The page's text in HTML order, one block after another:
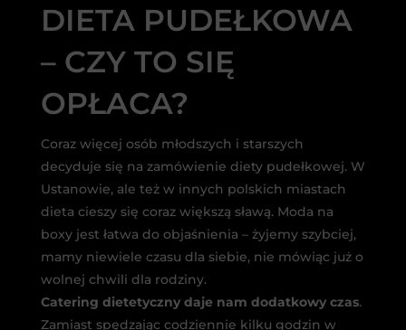
DIETA PUDEŁKOWA
– CZY TO SIĘ
OPŁACA?
Coraz więcej osób młodszych i starszych
decyduje się na zamówienie diety pudełkowej. W
Ustanowie, ale też w innych polskich miastach
dieta cieszy się coraz większą sławą. Moda na
boxy jest łatwa do objaśnienia – żyjemy szybciej,
mamy niewiele czasu dla siebie, nie mówiąc już o
wolnej chwili dla rodziny.
Catering dietetyczny daje nam dodatkowy czas.
Zamiast spędzając codziennie kilku godzin w